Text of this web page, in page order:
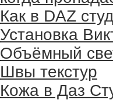
Как в DAZ
Установка
Объёмный
Швы текстур
Кожа в Даз